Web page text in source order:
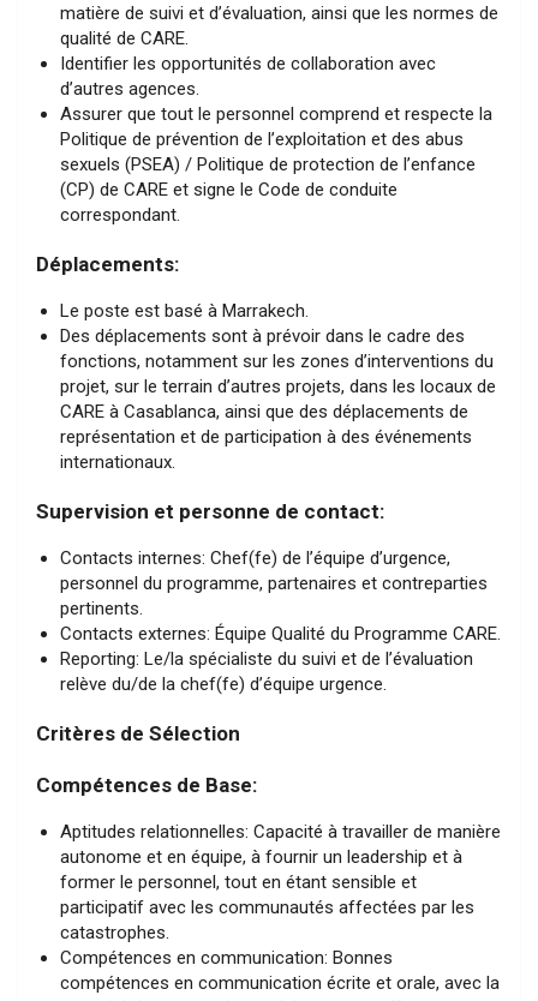
matière de suivi et d’évaluation, ainsi que les normes de
qualité de CARE.
Identifier les opportunités de collaboration avec
d’autres agences.
Assurer que tout le personnel comprend et respecte la
Politique de prévention de l’exploitation et des abus
sexuels (PSEA) / Politique de protection de l’enfance
(CP) de CARE et signe le Code de conduite
correspondant.
Déplacements:
Le poste est basé à Marrakech.
Des déplacements sont à prévoir dans le cadre des
fonctions, notamment sur les zones d’interventions du
projet, sur le terrain d’autres projets, dans les locaux de
CARE à Casablanca, ainsi que des déplacements de
représentation et de participation à des événements
internationaux.
Supervision et personne de contact:
Contacts internes: Chef(fe) de l’équipe d’urgence,
personnel du programme, partenaires et contreparties
pertinents.
Contacts externes: Équipe Qualité du Programme CARE.
Reporting: Le/la spécialiste du suivi et de l’évaluation
relève du/de la chef(fe) d’équipe urgence.
Critères de Sélection
Compétences de Base:
Aptitudes relationnelles: Capacité à travailler de manière
autonome et en équipe, à fournir un leadership et à
former le personnel, tout en étant sensible et
participatif avec les communautés affectées par les
catastrophes.
Compétences en communication: Bonnes
compétences en communication écrite et orale, avec la